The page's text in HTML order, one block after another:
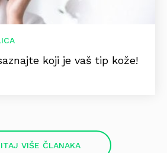
koji je vaš tip kože!
VIŠE ČLANAKA